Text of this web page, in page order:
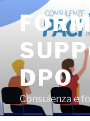
contenuto
DPO
Consulenza e